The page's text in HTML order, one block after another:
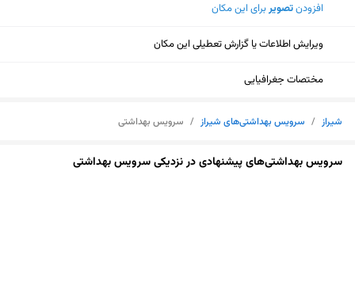
افزودنتصویربرای این مکان
ویرایش اطلاعات یا گزارش تعطیلی این مکان
مختصات جغرافیایی
شیراز / سرویس بهداشتی‌های شیراز / سرویس بهداشتی
سرویس بهداشتی‌های پیشنهادی در نزدیکی سرویس بهداشتی